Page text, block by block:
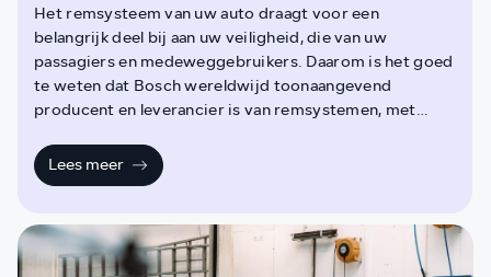
Het remsysteem van uw auto draagt voor een
belangrijk deel bij aan uw veiligheid, die van uw
passagiers en medeweggebruikers. Daarom is het goed
te weten dat Bosch wereldwijd toonaangevend
producent en leverancier is van remsystemen, met
Lees meer